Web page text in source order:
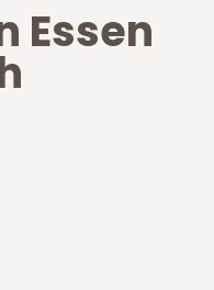
Essen